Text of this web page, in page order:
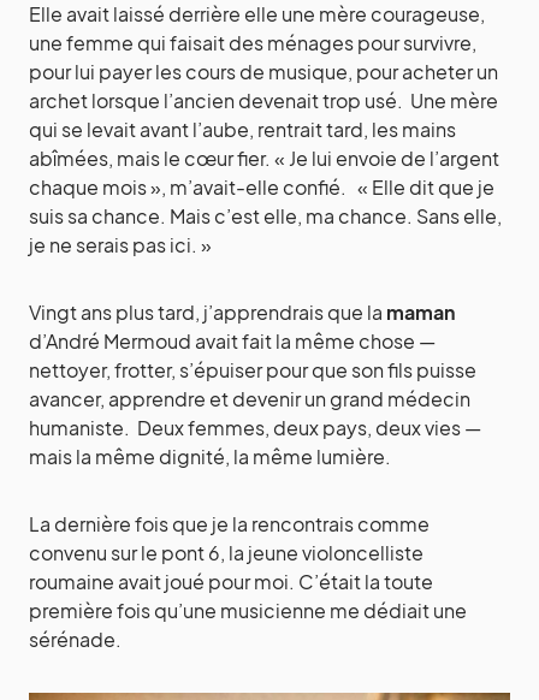
Elle avait laissé derrière elle une mère courageuse,
une femme qui faisait des ménages pour survivre,
pour lui payer les cours de musique, pour acheter un
archet lorsque l’ancien devenait trop usé. Une mère
qui se levait avant l’aube, rentrait tard, les mains
abîmées, mais le cœur fier. « Je lui envoie de l’argent
chaque mois », m’avait-elle confié. « Elle dit que je
suis sa chance. Mais c’est elle, ma chance. Sans elle,
je ne serais pas ici. »
Vingt ans plus tard, j’apprendrais que la maman
d’André Mermoud avait fait la même chose —
nettoyer, frotter, s’épuiser pour que son fils puisse
avancer, apprendre et devenir un grand médecin
humaniste. Deux femmes, deux pays, deux vies —
mais la même dignité, la même lumière.
La dernière fois que je la rencontrais comme
convenu sur le pont 6, la jeune violoncelliste
roumaine avait joué pour moi. C’était la toute
première fois qu’une musicienne me dédiait une
sérénade.